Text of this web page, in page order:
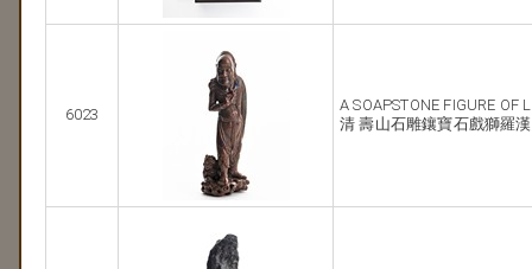
6023
A SOAPSTONE FIGURE OF
清 壽山石雕鑲寶石戲獅羅漢